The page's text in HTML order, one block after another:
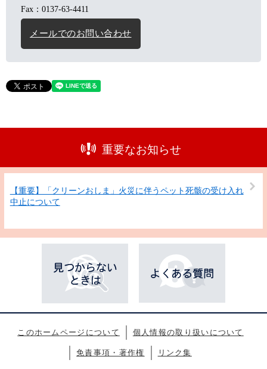
Fax：0137-63-4411
メールでのお問い合わせ
重要なお知らせ
【重要】「クリーンおしま」火災に伴うペット死骸の受け入れ
中止について
このホームページについて 個人情報の取り扱いについて
免責事項・著作権 リンク集